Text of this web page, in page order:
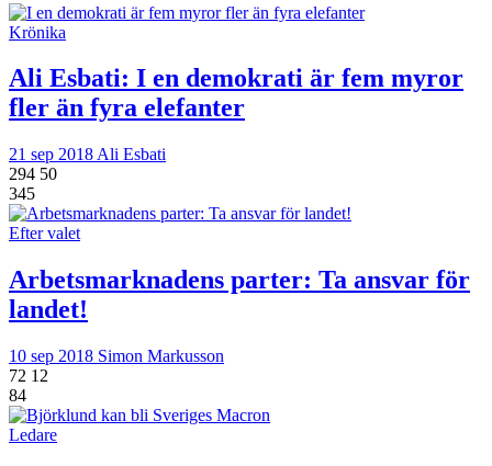
Krönika
Ali Esbati: I en demokrati är fem myror
fler än fyra elefanter
21 sep 2018 Ali Esbati
294 50
345
Efter valet
Arbetsmarknadens parter: Ta ansvar för
landet!
10 sep 2018 Simon Markusson
72 12
84
Ledare